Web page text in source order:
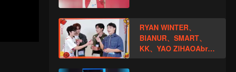
RYAN WINTER、
BIANUR、SMART、
KK、YAO ZIHAOAbra
o pacote vermelho no